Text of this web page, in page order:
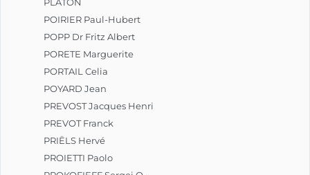
POIRIER Paul-Hubert
POPP Dr Fritz Albert
PORETE Marguerite
PORTAIL Celia
POYARD Jean
PREVOST Jacques Henri
PREVOT Franck
PRIËLS Hervé
PROIETTI Paolo